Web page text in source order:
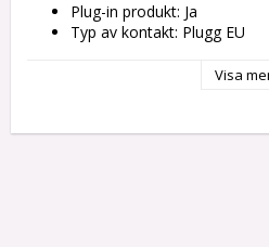
Plug-in produkt: Ja
Typ av kontakt: Plugg EU
Visa